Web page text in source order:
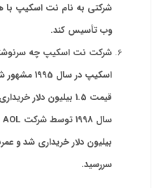
شرکتی به نام نت اسکیپ با
وب تأسیس کند.
شرکت نت اسکیپ چه
اسکیپ در
قیمت 1.5 بیلیون
سال 1998 توسط شرکت
بیلیون دلار خریداری شد و
سررسید.